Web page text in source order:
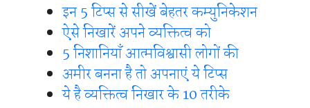
इन 5 टिप्स से सीखें बेहतर कम्युनिकेशन
ऐसे निखारें अपने व्यक्तित्व को
5 निशानियाँ आत्मविश्वासी लोगों की
अमीर बनना है तो अपनाएं ये टिप्स
ये है व्यक्तित्व निखार के 10 तरीके